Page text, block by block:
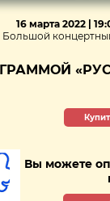
16 марта 2022 |
Большой
Вы можете